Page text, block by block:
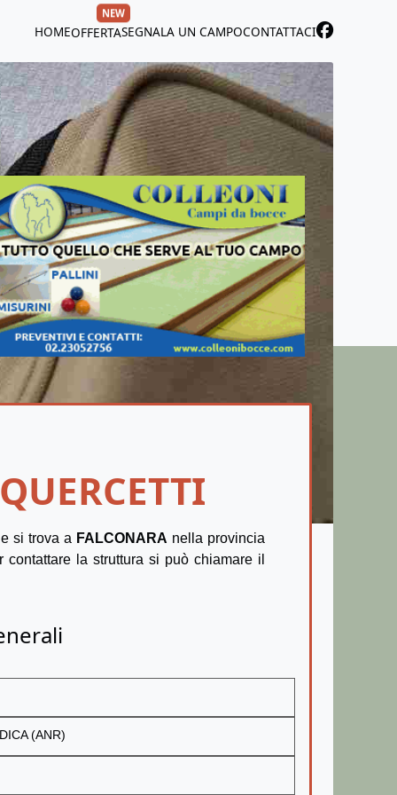
HOMEOFFERTA
NEW
SEGNALA UN CAMPOCONTATTACI
si trova a FALCONARA nella provincia
contattare la struttura si può chiamare il
(ANR)